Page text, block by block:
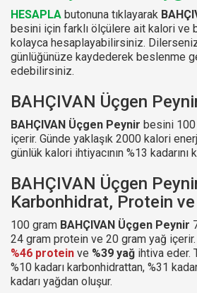
HESAPLA butonuna tıklayarak
besini için farklı ölçülere ait kalori ve
kolayca hesaplayabilirsiniz.
günlüğünüze kaydederek beslenme
edebilirsiniz.
BAHÇIVAN Üçgen
BAHÇIVAN Üçgen Peynir besini 100
içerir. Günde yaklaşık 2000 kalori
günlük kalori ihtiyacının %13 kadarını
BAHÇIVAN Üçgen
Karbonhidrat, Protein ve
100 gram BAHÇIVAN Üçgen Peynir
24 gram protein ve 20 gram yağ içerir.
%46 protein ve %39 yağ ihtiva eder.
%10 kadarı karbonhidrattan, %31
kadarı yağdan oluşur.